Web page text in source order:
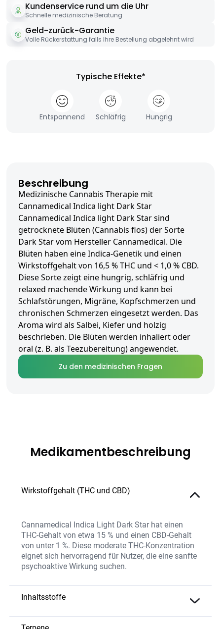
Kundenservice rund um die Uhr
Schnelle medizinische Beratung
Geld-zurück-Garantie
Volle Rückerstattung falls Ihre Bestellung abgelehnt wird
Typische Effekte*
Entspannend Schläfrig Hungrig
Beschreibung
Medizinische Cannabis Therapie mit
Cannamedical Indica light Dark Star
Cannamedical Indica light Dark Star sind
getrocknete Blüten (Cannabis flos) der Sorte
Dark Star vom Hersteller Cannamedical. Die
Blüten haben eine Indica-Genetik und einen
Wirkstoffgehalt von 16,5 % THC und < 1,0 % CBD.
Diese Sorte zeigt eine hungrig, schläfrig und
relaxed machende Wirkung und kann bei
Schlafstörungen, Migräne, Kopfschmerzen und
chronischen Schmerzen eingesetzt werden. Das
Aroma wird als Salbei, Kiefer und holzig
beschrieben. Die Blüten werden inhaliert oder
oral (z. B. als Teezubereitung) angewendet.
Zu den medizinischen Fragen
Medikamentbeschreibung
Wirkstoffgehalt (THC und CBD)
Cannamedical Indica Light Dark Star hat einen
THC-Gehalt von etwa 15 % und einen CBD-Gehalt
von unter 1 %. Diese moderate THC-Konzentration
eignet sich hervorragend für Nutzer, die eine sanfte
psychoaktive Wirkung suchen.
Inhaltsstoffe
Die Blüten enthalten eine ausgewogene Mischung
aus THC und natürlichen Terpenen, die das Aroma